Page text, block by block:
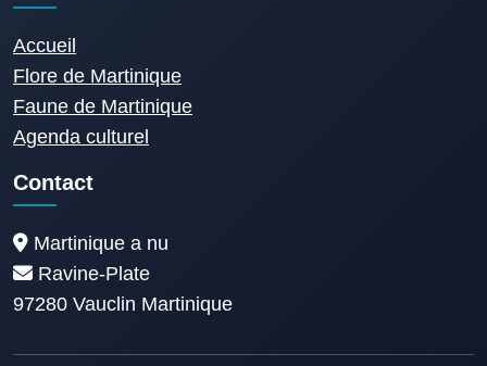
Accueil
Flore de Martinique
Faune de Martinique
Agenda culturel
Contact
Martinique a nu
Ravine-Plate
97280 Vauclin Martinique